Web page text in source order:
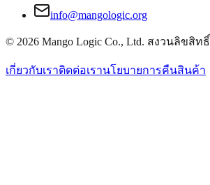
info@mangologic.org
© 2026 Mango Logic Co., Ltd. สงวนลิขสิทธิ์
เกี่ยวกับเราติดต่อเรานโยบายการคืนสินค้า